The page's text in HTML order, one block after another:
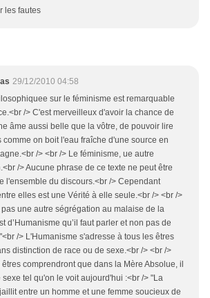
les fautes
29/12/2010 04:58
sur le féminisme est remarquable
/> C'est merveilleux d'avoir la chance de
âme aussi belle que la vôtre, de pouvoir lire
comme on boit l'eau fraîche d'une source en
/> <br /> Le féminisme, ue autre
/> Aucune phrase de ce texte ne peut être
l'ensemble du discours.<br /> Cependant
elles est une Vérité à elle seule.<br /> <br />
pas une autre ségrégation au malaise de la
d’Humanisme qu’il faut parler et non pas de
/> L'Humanisme s'adresse à tous les êtres
distinction de race ou de sexe.<br /> <br />
comprendront que dans la Mère Absolue, il
sexe tel qu'on le voit aujourd'hui :<br /> "La
entre un homme et une femme soucieux de